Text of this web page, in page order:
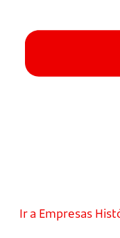
Ir a Empresas